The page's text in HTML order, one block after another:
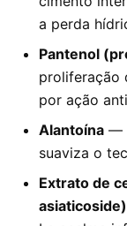
a perda
Pantenol
proliferação
por ação
Alantoína —
suaviza o
Extrato de
asiaticoside)